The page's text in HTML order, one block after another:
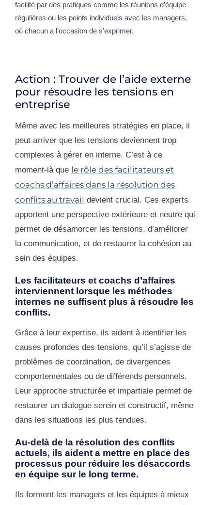
facilité par des pratiques comme les réunions d’équipe
régulières ou les points individuels avec les managers,
où chacun a l’occasion de s’exprimer.
Action : Trouver de l’aide externe
pour résoudre les tensions en
entreprise
Même avec les meilleures stratégies en place, il
peut arriver que les tensions deviennent trop
complexes à gérer en interne. C’est à ce
moment-là que le rôle des facilitateurs et
coachs d’affaires dans la résolution des
conflits au travail devient crucial. Ces experts
apportent une perspective extérieure et neutre qui
permet de désamorcer les tensions, d’améliorer
la communication, et de restaurer la cohésion au
sein des équipes.
Les facilitateurs et coachs d’affaires
interviennent lorsque les méthodes
internes ne suffisent plus à résoudre les
conflits.
Grâce à leur expertise, ils aident à identifier les
causes profondes des tensions, qu’il s’agisse de
problèmes de coordination, de divergences
comportementales ou de différends personnels.
Leur approche structurée et impartiale permet de
restaurer un dialogue serein et constructif, même
dans les situations les plus tendues.
Au-delà de la résolution des conflits
actuels, ils aident a mettre en place des
processus pour réduire les désaccords
en équipe sur le long terme.
Ils forment les managers et les équipes à mieux